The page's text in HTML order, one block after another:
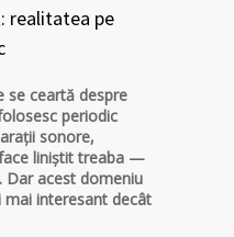
realitatea pe
se ceartă despre
periodic
sonore,
liniștit treaba —
Dar acest domeniu
interesant decât